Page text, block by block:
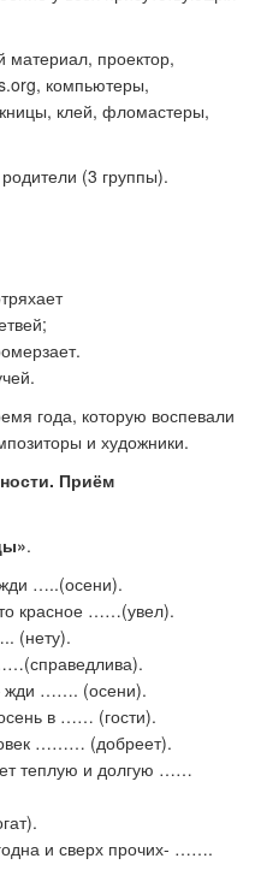
материал, проектор,
компьютеры,
клей, фломастеры,
(3 группы).
года, которую воспевали
и художники.
Приём
.
…..(осени).
красное ……(увел).
(нету).
жди ……. (осени).
в …… (гости).
……… (добреет).
теплую и долгую ……
и сверх прочих- …….